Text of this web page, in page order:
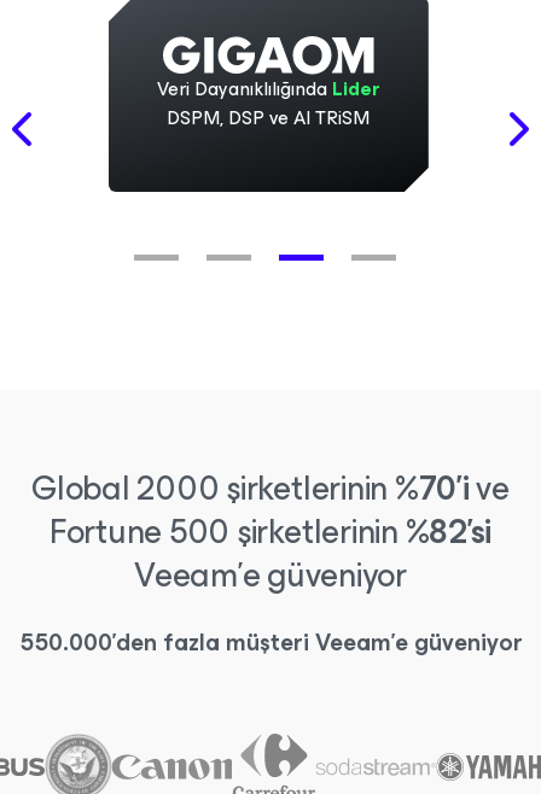
Veri DayanıklılığındaLider
DSPM, DSP ve AI TRiSM
Global 2000 şirketlerinin%70'ive
Fortune 500 şirketlerinin%82'si
Veeam'e güveniyor
550.000'den fazla müşteri Veeam'e güveniyor